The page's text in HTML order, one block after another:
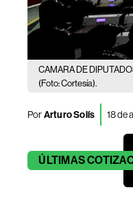
CAMARA DE
(Foto: Cortesía).
PorArturo Solís 18 de
ÚLTIMAS